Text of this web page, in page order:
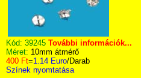
Kód: 39245 További információk...
Méret: 10mm átmérő
400 Ft=1.14 Euro/Darab
Színek nyomtatása